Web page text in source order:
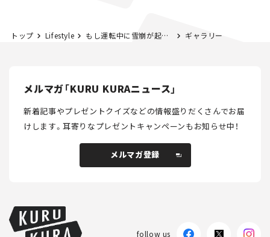
トップ Lifestyle もし運転中に雪崩が起きたらどうする!? 被害を防ぐための知識を身に着けて備えよう。【雪崩防災週間】 ギャラリー
メルマガ「KURU KURAニュース」
新着記事やプレゼントクイズなどの情報盛りだくさんでお届
けします。耳寄りなプレゼントキャンペーンもお知らせ中！
メルマガ登録
follow us